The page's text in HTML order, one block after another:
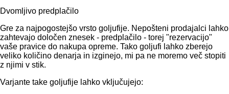
Dvomljivo predplačilo
Gre za najpogostejšo vrsto goljufije. Nepošteni prodajalci lahko
zahtevajo določen znesek - predplačilo - torej "rezervacijo"
vaše pravice do nakupa opreme. Tako goljufi lahko zberejo
veliko količino denarja in izginejo, mi pa ne moremo več stopiti
z njimi v stik.
Varjante take goljufije lahko vključujejo: